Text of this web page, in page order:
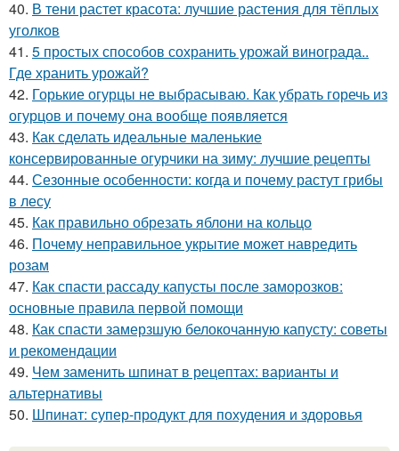
40. В тени растет красота: лучшие растения для тёплых
уголков
41. 5 простых способов сохранить урожай винограда..
Где хранить урожай?
42. Горькие огурцы не выбрасываю. Как убрать горечь из
огурцов и почему она вообще появляется
43. Как сделать идеальные маленькие
консервированные огурчики на зиму: лучшие рецепты
44. Сезонные особенности: когда и почему растут грибы
в лесу
45. Как правильно обрезать яблони на кольцо
46. Почему неправильное укрытие может навредить
розам
47. Как спасти рассаду капусты после заморозков:
основные правила первой помощи
48. Как спасти замерзшую белокочанную капусту: советы
и рекомендации
49. Чем заменить шпинат в рецептах: варианты и
альтернативы
50. Шпинат: супер-продукт для похудения и здоровья